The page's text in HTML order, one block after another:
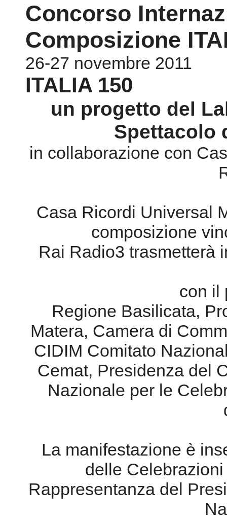
Concorso
Composizione
26-27 novembre 2011
ITALIA 150
un progetto del
Spettacolo
in collaborazione con
Casa Ricordi Universal
composizione
Rai Radio3 trasmetterà
con il
Regione Basilicata,
Matera, Camera di
CIDIM Comitato
Cemat, Presidenza del
Nazionale per le
La manifestazione è
delle
Rappresentanza del